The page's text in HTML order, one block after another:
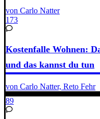
von Carlo Natter
173
Kostenfalle Wohnen:
und das kannst du tun
von Carlo Natter, Reto Fehr
89